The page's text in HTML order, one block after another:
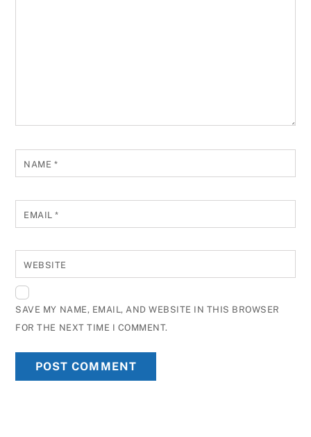
NAME *
EMAIL*
WEBSITE
SAVE MY NAME, EMAIL, AND WEBSITE IN THIS BROWSER
FOR THE NEXT TIME I COMMENT.